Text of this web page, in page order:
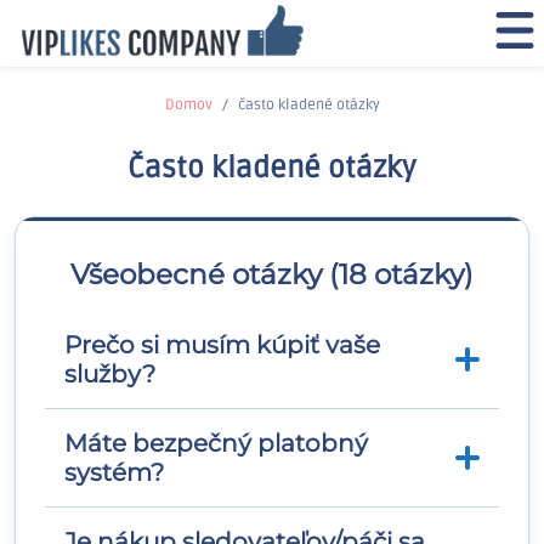
Domov často kladené otázky
Často kladené otázky
Všeobecné otázky (18 otázky)
Prečo si musím kúpiť vaše
služby?
Sociálne médiá sa stali jednou z
najrýchlejšie rastúcich foriem reklamy na
zákazníckej základne uľahčuje propagáciu
Máte bezpečný platobný
systém?